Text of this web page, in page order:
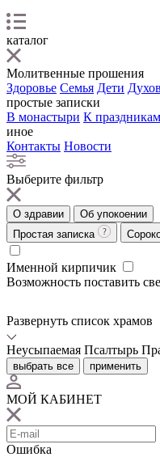
каталог
Молитвенные прошения
Здоровье Семья Дети
простые записки
В монастыри К праздникам
иное
Контакты Новости
Выберите фильтр
О здравии
Об упокоении
Простая записка
Именной кирпичик
Возможность поставить
Развернуть список храмов
Неусыпаемая Псалтырь
выбрать все применить
МОЙ КАБИНЕТ
Ошибка